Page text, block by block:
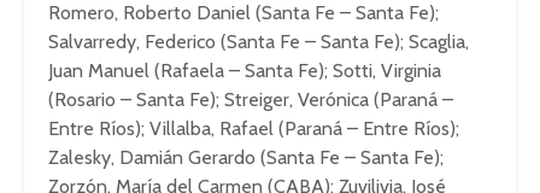
Romero, Roberto Daniel (Santa Fe – Santa Fe);
Salvarredy, Federico (Santa Fe – Santa Fe); Scaglia,
Juan Manuel (Rafaela – Santa Fe); Sotti, Virginia
(Rosario – Santa Fe); Streiger, Verónica (Paraná –
Entre Ríos); Villalba, Rafael (Paraná – Entre Ríos);
Zalesky, Damián Gerardo (Santa Fe – Santa Fe);
Zorzón, María del Carmen (CABA); Zuvilivia, José